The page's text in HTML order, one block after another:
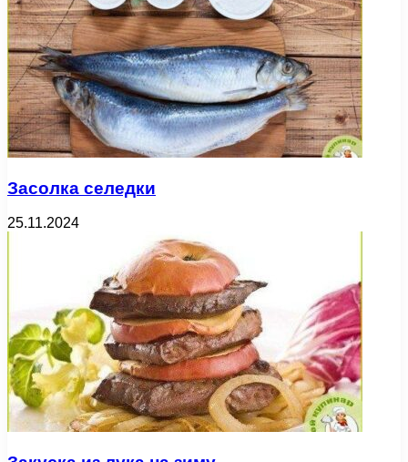
Засолка селедки
25.11.2024